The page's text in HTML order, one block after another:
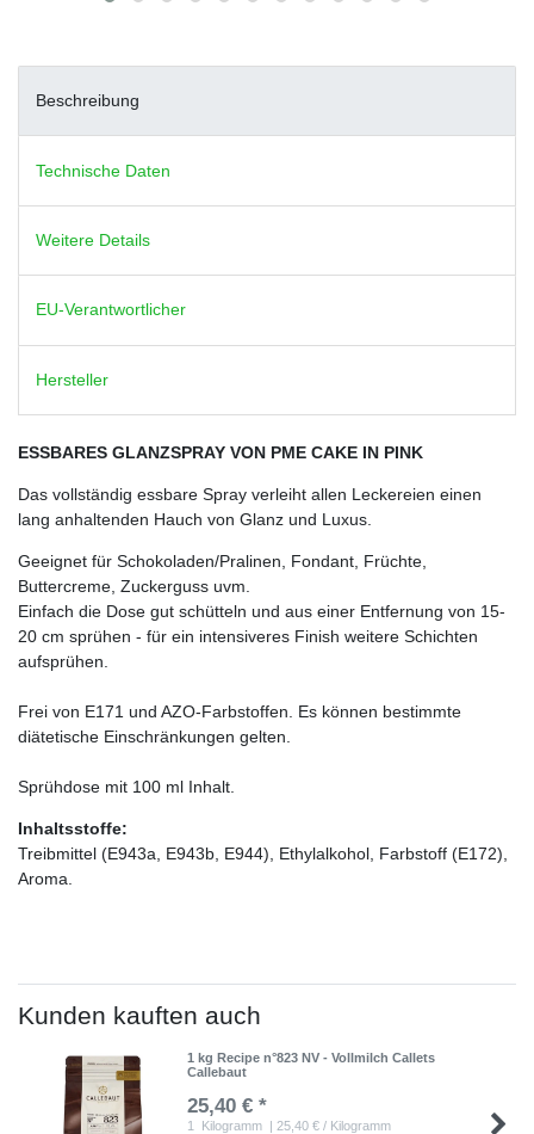
Beschreibung
Technische Daten
Weitere Details
EU-Verantwortlicher
Hersteller
ESSBARES GLANZSPRAY VON PME CAKE IN PINK
Das vollständig essbare Spray verleiht allen Leckereien einen
lang anhaltenden Hauch von Glanz und Luxus.
Geeignet für Schokoladen/Pralinen, Fondant, Früchte,
Buttercreme, Zuckerguss uvm.
Einfach die Dose gut schütteln und aus einer Entfernung von 15-
20 cm sprühen - für ein intensiveres Finish weitere Schichten
aufsprühen.
Frei von E171 und AZO-Farbstoffen. Es können bestimmte
diätetische Einschränkungen gelten.
Sprühdose mit 100 ml Inhalt.
Inhaltsstoffe:
Treibmittel (E943a, E943b, E944), Ethylalkohol, Farbstoff (E172),
Aroma.
Kunden kauften auch
1 kg Recipe n°823 NV - Vollmilch Callets
Callebaut
25,40 € *
1 Kilogramm | 25,40 € / Kilogramm